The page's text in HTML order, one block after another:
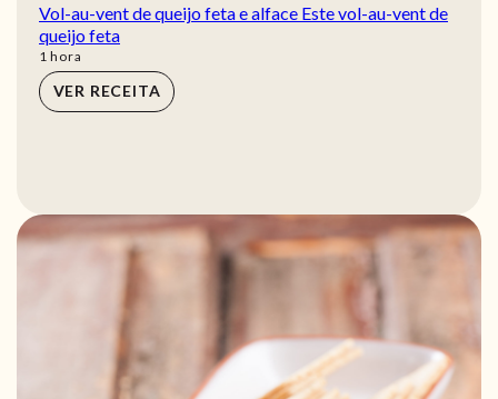
Vol-au-vent de queijo feta e alface Este vol-au-vent de
queijo feta
1 hora
hora
VER RECEITA